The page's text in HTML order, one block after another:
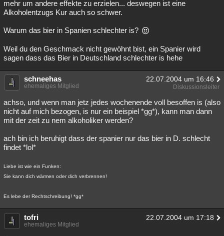
mehr um andere effekte zu erzielen... deswegen ist eine
Alkoholentzugs Kur auch so schwer.
Warum das bier in Spanien schlechter is?
Weil du den Geschmack nicht gewöhnt bist, ein Spanier wird
sagen dass das Bier in Deutschland schlechter is hehe
schneehas 22.07.2004 um 16:46
ehemaliges Mitglied Diskussionsleiter
achso, und wenn man jetz jedes wochenende voll besoffen is (also
nicht auf mich bezogen, is nur ein beispiel *gg*), kann man dann
mit der zeit zu nem alkoholiker werden?
ach bin ich beruhigt dass der spanier nur das bier in D. schlecht
findet *lol*
Liebe ist wie ein Funken:
Sie kann dich wärmen oder dich verbrennen!
Es lebe der Rechtschreibung! *gg*
tofri 22.07.2004 um 17:18
ehemaliges Mitglied